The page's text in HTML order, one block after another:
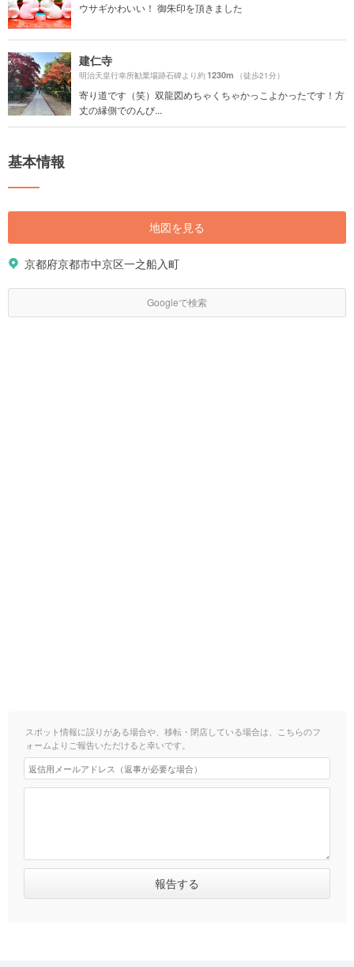
ウサギかわいい！ 御朱印を頂きました
建仁寺
明治天皇行幸所勧業場跡石碑より約1230m （徒歩21分）
寄り道です（笑）双龍図めちゃくちゃかっこよかったです！方
丈の縁側でのんび...
基本情報
地図を見る
京都府京都市中京区一之船入町
Googleで検索
スポット情報に誤りがある場合や、移転・閉店している場合は、こちらのフ
ォームよりご報告いただけると幸いです。